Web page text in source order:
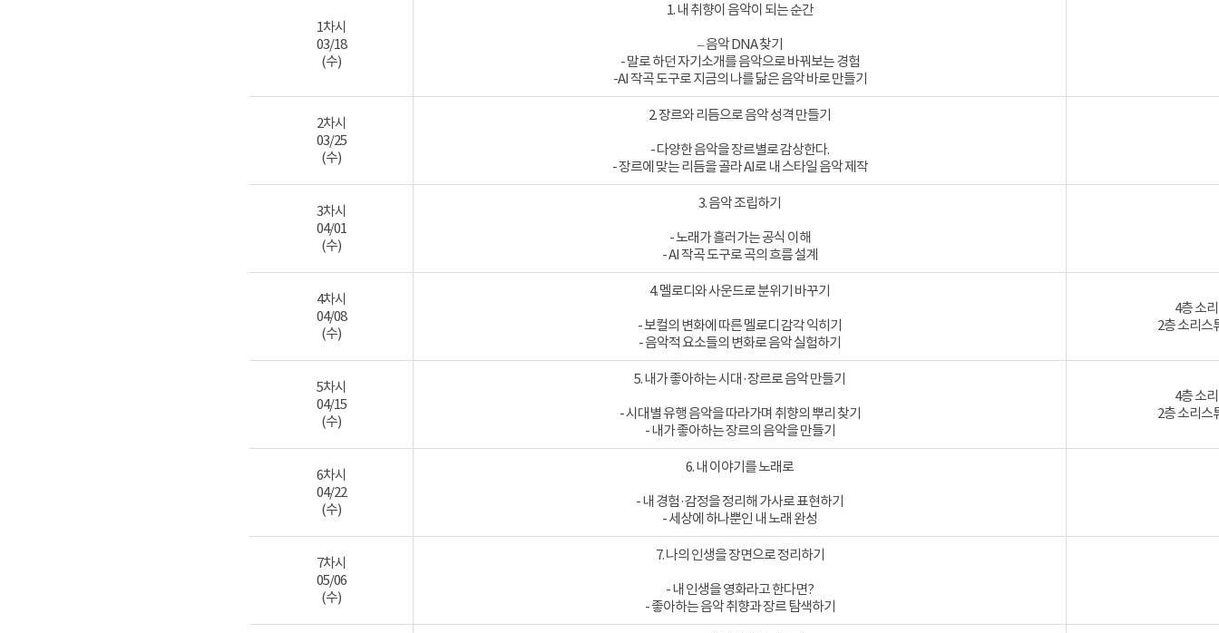
1차시
03/18
(수)
1. 내 취향이 음악이 되는 순간
– 음악 DNA 찾기
- 말로 하던 자기소개를 음악으로 바꿔보는 경험
-AI 작곡 도구로 지금의 나를 닮은 음악 바로 만들기
2차시
03/25
(수)
2. 장르와 리듬으로 음악 성격 만들기
- 다양한 음악을 장르별로 감상한다.
- 장르에 맞는 리듬을 골라 AI로 내 스타일 음악 제작
3차시
04/01
(수)
3. 음악 조립하기
- 노래가 흘러가는 공식 이해
- AI 작곡 도구로 곡의 흐름 설계
4차시
04/08
(수)
4. 멜로디와 사운드로 분위기 바꾸기
- 보컬의 변화에 따른 멜로디 감각 익히기
- 음악적 요소들의 변화로 음악 실험하기
4층 소
2층 소리스
5차시
04/15
(수)
5. 내가 좋아하는 시대·장르로 음악 만들기
- 시대별 유행 음악을 따라가며 취향의 뿌리 찾기
- 내가 좋아하는 장르의 음악을 만들기
4층 소
2층 소리스
6차시
04/22
(수)
6. 내 이야기를 노래로
- 내 경험·감정을 정리해 가사로 표현하기
- 세상에 하나뿐인 내 노래 완성
7차시
05/06
(수)
7. 나의 인생을 장면으로 정리하기
- 내 인생을 영화라고 한다면?
- 좋아하는 음악 취향과 장르 탐색하기